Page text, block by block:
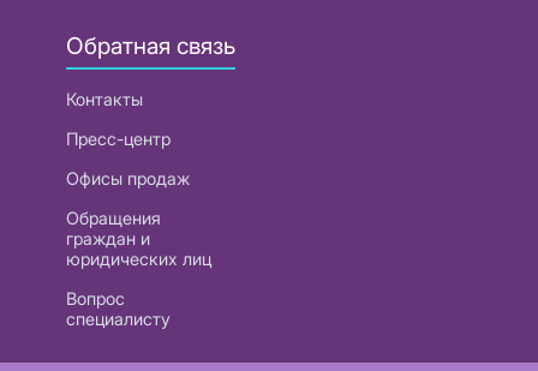
Обратная связь
Контакты
Пресс-центр
Офисы продаж
Обращения
граждан и
юридических лиц
Вопрос
специалисту